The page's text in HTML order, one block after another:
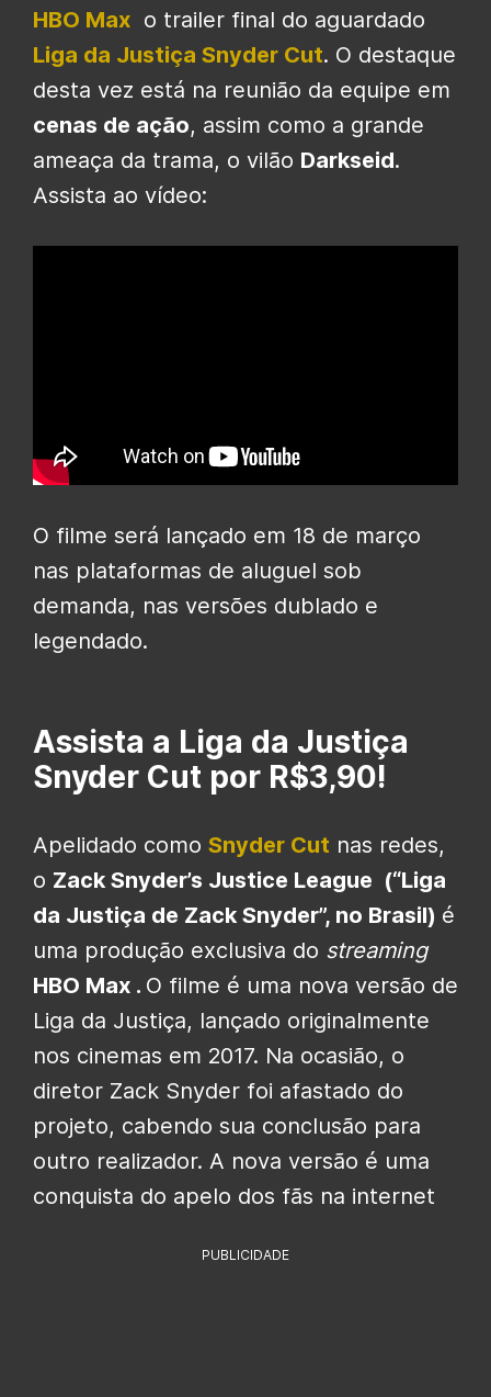
HBO Max o trailer final do aguardado
Liga da Justiça Snyder Cut. O destaque
desta vez está na reunião da equipe em
cenas de ação, assim como a grande
ameaça da trama, o vilão Darkseid.
Assista ao vídeo:
O filme será lançado em 18 de março
nas plataformas de aluguel sob
demanda, nas versões dublado e
legendado.
Assista a Liga da Justiça
Snyder Cut por R$3,90!
Apelidado como Snyder Cut nas redes,
o Zack Snyder’s Justice League (“Liga
da Justiça de Zack Snyder”, no Brasil) é
uma produção exclusiva do streaming
HBO Max . O filme é uma nova versão de
Liga da Justiça, lançado originalmente
nos cinemas em 2017. Na ocasião, o
diretor Zack Snyder foi afastado do
projeto, cabendo sua conclusão para
outro realizador. A nova versão é uma
conquista do apelo dos fãs na internet
PUBLICIDADE